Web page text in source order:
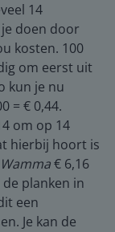
14
doen door
kosten. 100
om eerst uit
kun je nu
= € 0,44.
om op 14
hierbij hoort is
Wamma€ 6,16
planken in
een
Je kan de